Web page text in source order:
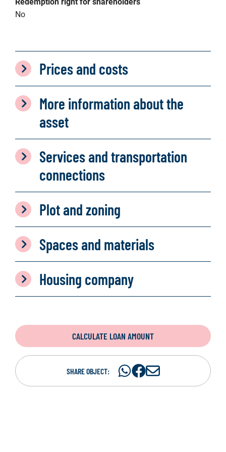
No
Prices and costs
More information about the
asset
Services and transportation
connections
Plot and zoning
Spaces and materials
Housing company
CALCULATE LOAN AMOUNT
SHARE OBJECT:
ShareShare
S